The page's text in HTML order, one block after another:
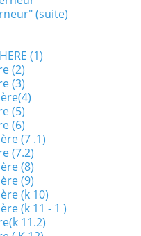
(suite)
(1)
(2)
(3)
(5)
(6)
(7 .1)
(7.2)
(8)
(9)
(k 10)
(k 11 - 1 )
11.2)